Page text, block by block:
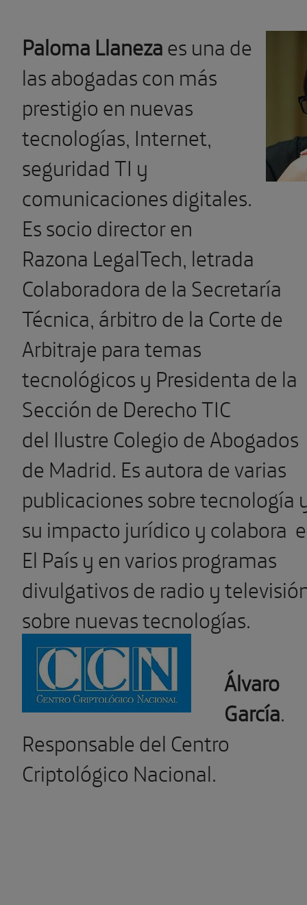
Paloma Llanezaes una de
las abogadas con más
prestigio en nuevas
tecnologías, Internet,
seguridad TI y
comunicaciones digitales.
Es socio director en
Razona LegalTech, letrada
Colaboradora de la Secretaría
Técnica, árbitro de la Corte de
Arbitraje para temas
tecnológicos y Presidenta de la
Sección de Derecho TIC
del Ilustre Colegio de Abogados
de Madrid. Es autora de varias
publicaciones sobre tecnología
su impacto jurídico y colabora
El País y en varios programas
divulgativos de radio y
sobre nuevas tecnologías.
Álvaro
García.
Responsable del Centro
Criptológico Nacional.